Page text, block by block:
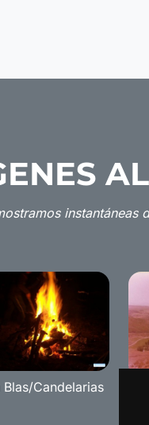
instantáneas
Blas/Candelarias